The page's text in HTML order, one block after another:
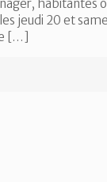
habitantes
jeudi 20 et
[…]